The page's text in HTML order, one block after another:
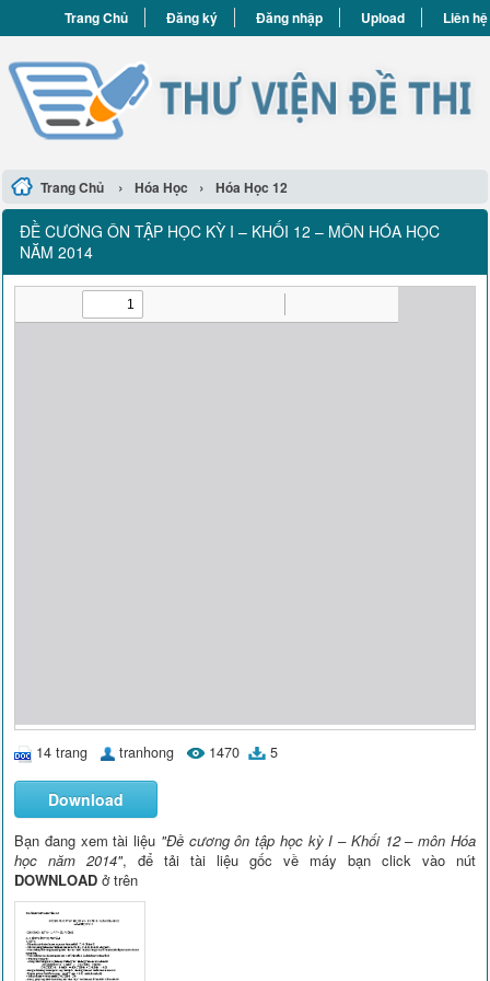
Trang Chủ Đăng ký Đăng nhập Upload Liên hệ
Trang Chủ › Hóa Học › Hóa Học 12
ĐỀ CƯƠNG ÔN TẬP HỌC KỲ I – KHỐI 12 – MÔN HÓA HỌC
NĂM 2014
14 trang tranhong 1470 5
Download
Bạn đang xem tài liệu "Đề cương ôn tập học kỳ I – Khối 12 – môn Hóa
học năm 2014", để tải tài liệu gốc về máy bạn click vào nút
DOWNLOAD ở trên